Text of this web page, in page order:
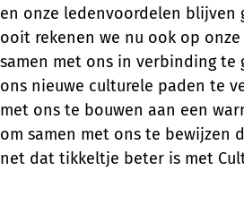
en onze ledenvoordelen blijven
ooit rekenen we nu ook op onze
samen met ons in verbinding te
ons nieuwe culturele paden te
met ons te bouwen aan een
om samen met ons te bewijzen
net dat tikkeltje beter is met